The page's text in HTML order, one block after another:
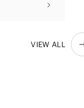
ライブ配
VIEW ALL